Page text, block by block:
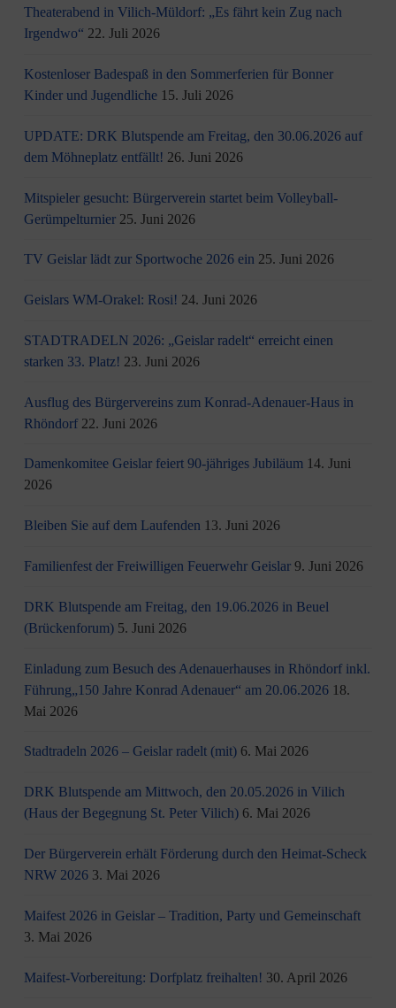
Theaterabend in Vilich-Müldorf: „Es fährt kein Zug nach
Irgendwo“ 22. Juli 2026
Kostenloser Badespaß in den Sommerferien für Bonner
Kinder und Jugendliche 15. Juli 2026
UPDATE: DRK Blutspende am Freitag, den 30.06.2026 auf
dem Möhneplatz entfällt! 26. Juni 2026
Mitspieler gesucht: Bürgerverein startet beim Volleyball-
Gerümpelturnier 25. Juni 2026
TV Geislar lädt zur Sportwoche 2026 ein 25. Juni 2026
Geislars WM-Orakel: Rosi! 24. Juni 2026
STADTRADELN 2026: „Geislar radelt“ erreicht einen
starken 33. Platz! 23. Juni 2026
Ausflug des Bürgervereins zum Konrad-Adenauer-Haus in
Rhöndorf 22. Juni 2026
Damenkomitee Geislar feiert 90-jähriges Jubiläum 14. Juni
2026
Bleiben Sie auf dem Laufenden 13. Juni 2026
Familienfest der Freiwilligen Feuerwehr Geislar 9. Juni 2026
DRK Blutspende am Freitag, den 19.06.2026 in Beuel
(Brückenforum) 5. Juni 2026
Einladung zum Besuch des Adenauerhauses in Rhöndorf inkl.
Führung„150 Jahre Konrad Adenauer“ am 20.06.2026 18.
Mai 2026
Stadtradeln 2026 – Geislar radelt (mit) 6. Mai 2026
DRK Blutspende am Mittwoch, den 20.05.2026 in Vilich
(Haus der Begegnung St. Peter Vilich) 6. Mai 2026
Der Bürgerverein erhält Förderung durch den Heimat-Scheck
NRW 2026 3. Mai 2026
Maifest 2026 in Geislar – Tradition, Party und Gemeinschaft
3. Mai 2026
Maifest-Vorbereitung: Dorfplatz freihalten! 30. April 2026